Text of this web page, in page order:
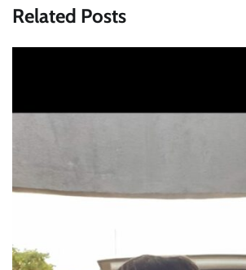
Related Posts